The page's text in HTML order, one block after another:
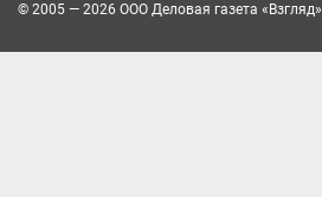
© 2005 — 2026 ООО Деловая газета «Взгляд»